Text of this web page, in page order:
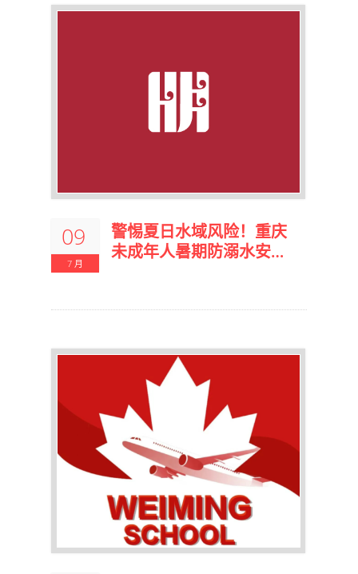
09
7 月
警惕夏日水域风险！重庆
未成年人暑期防溺水安全